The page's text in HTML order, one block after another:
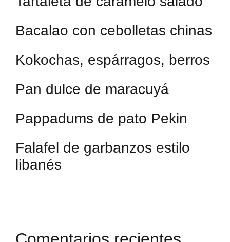
Bacalao con cebolletas chinas
Kokochas, espárragos, berros
Pan dulce de maracuyá
Pappadums de pato Pekin
Falafel de garbanzos estilo
libanés